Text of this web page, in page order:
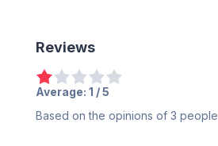
Reviews
Average: 1 / 5
Based on the opinions of 3 people